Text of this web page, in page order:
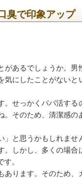
万円プレゼン
臭で印象アップ
あるでしょうか。男
にしたことがないと
せっかくパパ活する
そのため、清潔感の
と思うかもしれませ
しかし、多くの場合
。
あります。そのため、